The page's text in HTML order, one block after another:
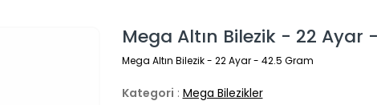
Mega Altın Bilezik - 22 Ayar
Mega Altın Bilezik - 22 Ayar - 42.5 Gram
Kategori : Mega Bilezikler